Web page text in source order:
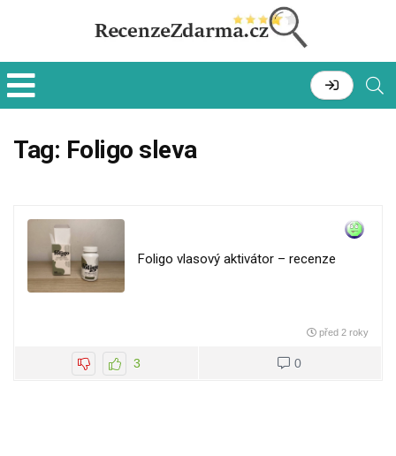
Tag: Foligo sleva
Foligo vlasový aktivátor – recenze
před 2 roky
3 0